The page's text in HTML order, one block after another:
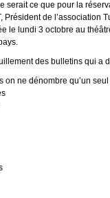
serait ce que pour la
Président de l’association
le lundi 3 octobre au
des bulletins qui a
on ne dénombre qu’un